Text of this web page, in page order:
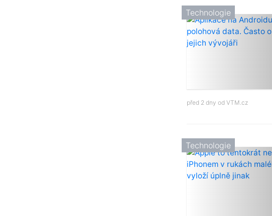
Technologie
před 2 dny od VTM.cz
Technologie